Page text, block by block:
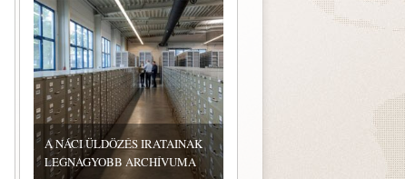
A NÁCI ÜLDÖZÉS IRATAINAK
LEGNAGYOBB ARCHÍVUMA